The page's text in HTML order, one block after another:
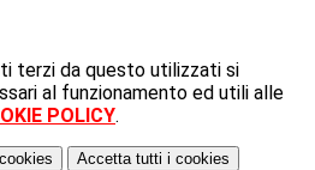
terzi da questo utilizzati si
al funzionamento ed utili alle
POLICY.
Accetta tutti i cookies